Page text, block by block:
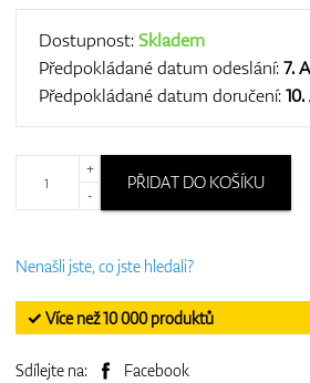
Dostupnost:Skladem
Předpokládané datum odeslání:7.
Předpokládané datum doručení:
+
-
PŘIDAT DO KOŠÍKU
Nenašli jste, co jste hledali?
✓ Více než 10 000 produktů
Sdílejte na: Facebook